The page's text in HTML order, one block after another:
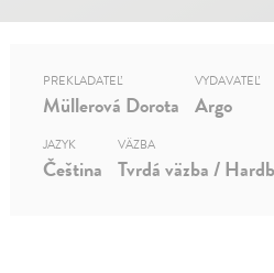
PREKLADATEĽ
Müllerová Dorota
VYDAVATEĽ
Argo
JAZYK
Čeština
VÄZBA
Tvrdá väzba /